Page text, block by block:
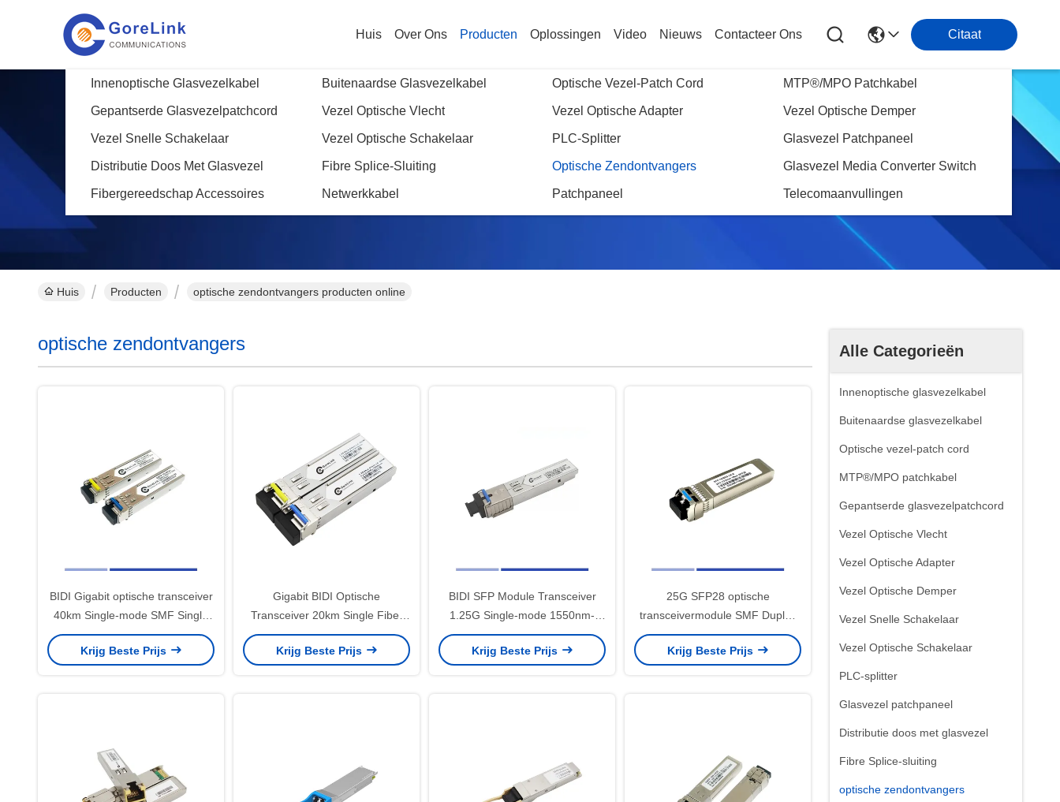
Huis Over Ons Producten
Innenoptische Glasvezelkabel Buitenaardse Glasvezelkabel Optische Vezel-Patch Cord MTP®/MPO Patchkabel
Gepantserde Glasvezelpatchcord Vezel Optische Vlecht Vezel Optische Adapter Vezel Optische Demper
Vezel Snelle Schakelaar Vezel Optische Schakelaar PLC-Splitter Glasvezel Patchpaneel
Distributie Doos Met Glasvezel Fibre Splice-Sluiting Optische Zendontvangers Glasvezel Media Converter Switch
Fibergereedschap Accessoires Netwerkkabel Patchpaneel Telecomaanvullingen
Oplossingen Video Nieuws Contacteer Ons Citaat
Optische Zendontvangers
Huis Producten optische zendontvangers producten online
Alle Categorieën
Innenoptische glasvezelkabel
Buitenaardse glasvezelkabel
Optische vezel-patch cord
MTP®/MPO patchkabel
Gepantserde glasvezelpatchcord
Vezel Optische Vlecht
Vezel Optische Adapter
Vezel Optische Demper
Vezel Snelle Schakelaar
Vezel Optische Schakelaar
PLC-splitter
Glasvezel patchpaneel
Distributie doos met glasvezel
Fibre Splice-sluiting
optische zendontvangers
optische zendontvangers
BIDI Gigabit optische transceiver
40km Single-mode SMF Single
Fiber TX1310nm RX1550nm LC
Krijg Beste Prijs
Gigabit BIDI Optische
Transceiver 20km Single Fiber
Singlemode SFP Module
TX1310nm RX1550nm LC
Krijg Beste Prijs
BIDI SFP Module Transceiver
1.25G Single-mode 1550nm-
TX/1310nm-RX SMF SC Simplex
20KM
Krijg Beste Prijs
25G SFP28 optische
transceivermodule SMF Duplex
LC 1310nm Single Mode
Transceiver
Krijg Beste Prijs